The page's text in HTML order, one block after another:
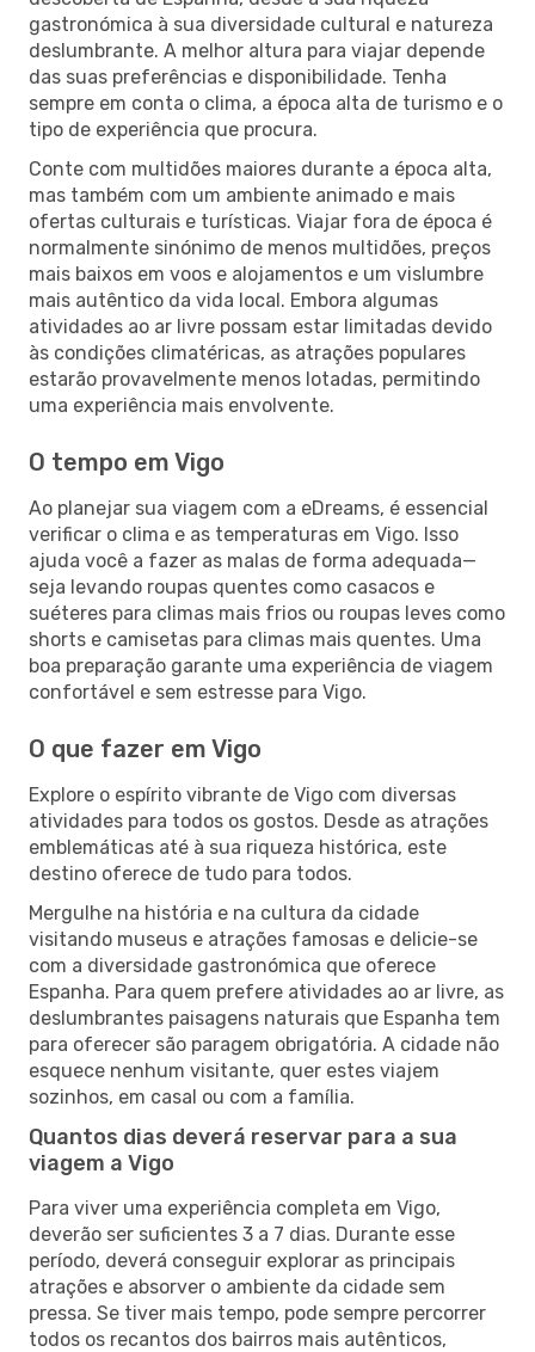
gastronómica à sua diversidade cultural e natureza
deslumbrante. A melhor altura para viajar depende
das suas preferências e disponibilidade. Tenha
sempre em conta o clima, a época alta de turismo e o
tipo de experiência que procura.
Conte com multidões maiores durante a época alta,
mas também com um ambiente animado e mais
ofertas culturais e turísticas. Viajar fora de época é
normalmente sinónimo de menos multidões, preços
mais baixos em voos e alojamentos e um vislumbre
mais autêntico da vida local. Embora algumas
atividades ao ar livre possam estar limitadas devido
às condições climatéricas, as atrações populares
estarão provavelmente menos lotadas, permitindo
uma experiência mais envolvente.
O tempo em Vigo
Ao planejar sua viagem com a eDreams, é essencial
verificar o clima e as temperaturas em Vigo. Isso
ajuda você a fazer as malas de forma adequada—
seja levando roupas quentes como casacos e
suéteres para climas mais frios ou roupas leves como
shorts e camisetas para climas mais quentes. Uma
boa preparação garante uma experiência de viagem
confortável e sem estresse para Vigo.
O que fazer em Vigo
Explore o espírito vibrante de Vigo com diversas
atividades para todos os gostos. Desde as atrações
emblemáticas até à sua riqueza histórica, este
destino oferece de tudo para todos.
Mergulhe na história e na cultura da cidade
visitando museus e atrações famosas e delicie-se
com a diversidade gastronómica que oferece
Espanha. Para quem prefere atividades ao ar livre, as
deslumbrantes paisagens naturais que Espanha tem
para oferecer são paragem obrigatória. A cidade não
esquece nenhum visitante, quer estes viajem
sozinhos, em casal ou com a família.
Quantos dias deverá reservar para a sua
viagem a Vigo
Para viver uma experiência completa em Vigo,
deverão ser suficientes 3 a 7 dias. Durante esse
período, deverá conseguir explorar as principais
atrações e absorver o ambiente da cidade sem
pressa. Se tiver mais tempo, pode sempre percorrer
todos os recantos dos bairros mais autênticos,